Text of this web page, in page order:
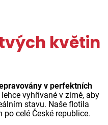
květin
v perfektních
vyhřívané v zimě, aby
stavu. Naše flotila
celé České republice.